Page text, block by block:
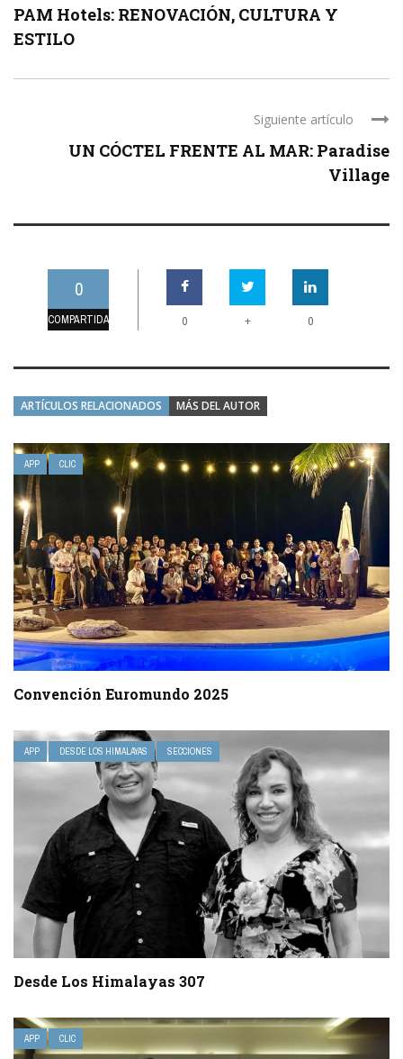
PAM Hotels: RENOVACIÓN, CULTURA Y
ESTILO
Siguiente artículo
UN CÓCTEL FRENTE AL MAR: Paradise
Village
0
COMPARTIDAS 0 + 0
ARTÍCULOS RELACIONADOS MÁS DEL AUTOR
APP CLIC
Convención Euromundo 2025
APP DESDE LOS HIMALAYAS SECCIONES
Desde Los Himalayas 307
APP CLIC